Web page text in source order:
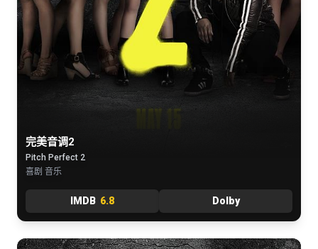
完美音调2
Pitch Perfect 2
喜剧 音乐
IMDB 6.8 Dolby